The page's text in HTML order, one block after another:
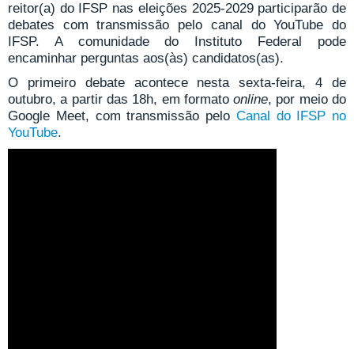
reitor(a) do IFSP nas eleições 2025-2029 participarão de
debates com transmissão pelo canal do YouTube do
IFSP. A comunidade do Instituto Federal pode
encaminhar perguntas aos(às) candidatos(as).
O primeiro debate acontece nesta sexta-feira, 4 de
outubro, a partir das 18h, em formatoonline, por meio do
Google Meet, com transmissão pelo Canal do IFSP no
YouTube.